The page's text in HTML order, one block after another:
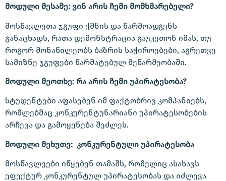
მოდული მესამე: ვინ არის ჩემი მომხმარებელი?
მოსწავლეთა ჯგუფი ქმნის და წარმოადგენს
განაცხადს, რათა დემონსტრაცია გაუკეთონ იმას, თუ
როგორ მონაწილეობს ბაზრის საჭიროებები, აგრეთვე
სამიზნე ჯგუფები წარმატებულ მეწარმეობაში.
მოდული მეოთხე: რა არის ჩემი უპირატესობა?
სტუდენტები აფასებენ იმ ფაქტობრივ კომპანიებს,
რომლებმაც კონკურენტუნარიანი უპირატესობების
არჩევა და გამოყენება შეძლეს.
მოდული მეხუთე: კონკურენტული უპირატესობა
მოსწავლეები იწყებენ თამაშს, რომელიც ასახავს
ეფექტურ კონკურენტულ უპირატესობას და იძლევა